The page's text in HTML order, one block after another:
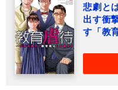
悲劇と
出す衝
す「教